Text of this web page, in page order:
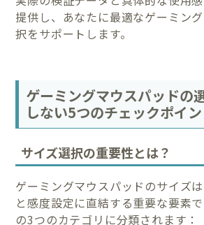
提供し、あなたに最適なゲーミン
択をサポートします。
ゲーミングマウスパッドの
しない5つのチェックポイン
サイズ選択の重要性とは？
ゲーミングマウスパッドのサイズ
と感度設定に直結する重要な要素
の3つのカテゴリに分類されます：